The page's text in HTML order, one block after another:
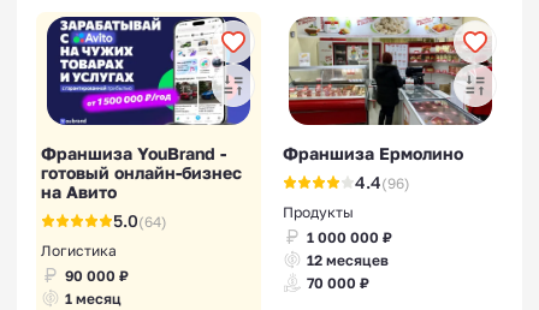
Франшиза YouBrand -
готовый онлайн-бизнес
на Авито
5.0(64)
Логистика
90 000 ₽
1 месяц
Франшиза Ермолино
4.4(96)
Продукты
1 000 000 ₽
12 месяцев
70 000 ₽